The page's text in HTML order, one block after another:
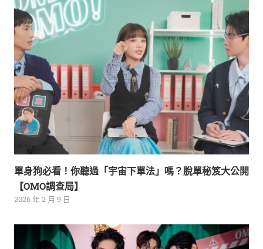
單身狗必看！你聽過「宇宙下單法」嗎？脫單秘笈大公開
【OMO調查局】
2026 年 2 月 9 日